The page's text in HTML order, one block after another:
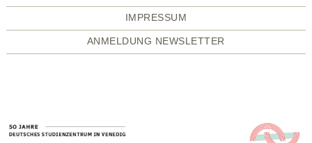
IMPRESSUM
ANMELDUNG NEWSLETTER